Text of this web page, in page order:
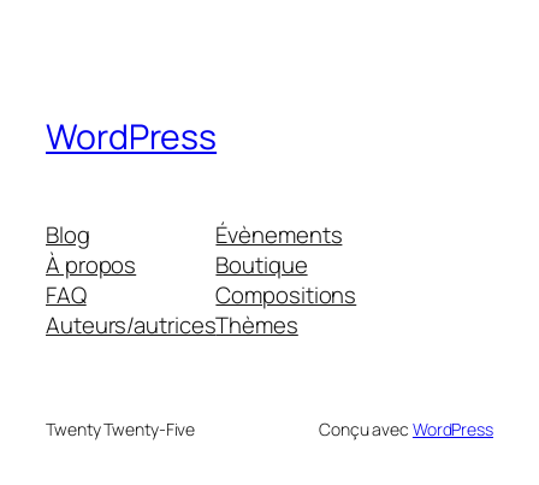
WordPress
Blog
À propos
FAQ
Auteurs/autrices
Évènements
Boutique
Compositions
Thèmes
Twenty Twenty-Five Conçu avec WordPress